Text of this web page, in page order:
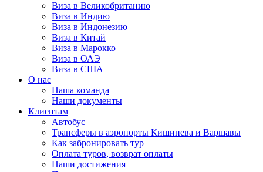
Виза в Великобританию
Виза в Индию
Виза в Индонезию
Виза в Китай
Виза в Марокко
Виза в ОАЭ
Виза в США
О нас
Наша команда
Наши документы
Клиентам
Автобус
Трансферы в аэропорты Кишинева и Варшавы
Как забронировать тур
Оплата туров, возврат оплаты
Наши достижения